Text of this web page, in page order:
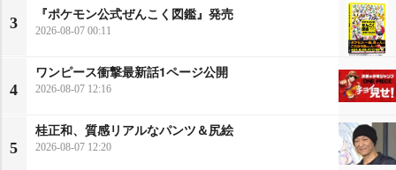
3
『ポケモン公式ぜんこく図鑑』発売
2026-08-07 00:11
4
ワンピース衝撃最新話1ページ公開
2026-08-07 12:16
5
桂正和、質感リアルなパンツ＆尻絵
2026-08-07 12:20